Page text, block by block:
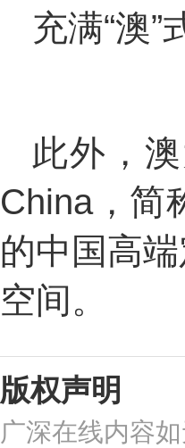
充满“澳
此外，
China，简
的中国高
空间。
版权声明
广深在线内容